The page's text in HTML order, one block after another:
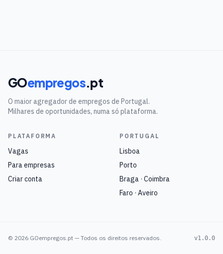
GOempregos.pt
O maior agregador de empregos de Portugal.
Milhares de oportunidades, numa só plataforma.
PLATAFORMA
Vagas
Para empresas
Criar conta
PORTUGAL
Lisboa
Porto
Braga · Coimbra
Faro · Aveiro
© 2026 GOempregos.pt — Todos os direitos reservados. v1.0.0